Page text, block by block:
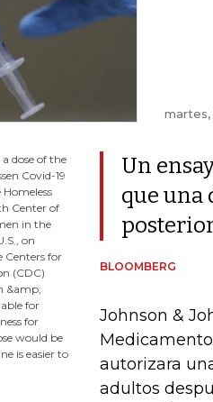
dose of the
Covid-19
Center of
in the
on
Centers for
(CDC)
&amp;
for
for
would be
is easier to
Un
que una
BLOOMBERG
Johnson &
autorizara
adultos